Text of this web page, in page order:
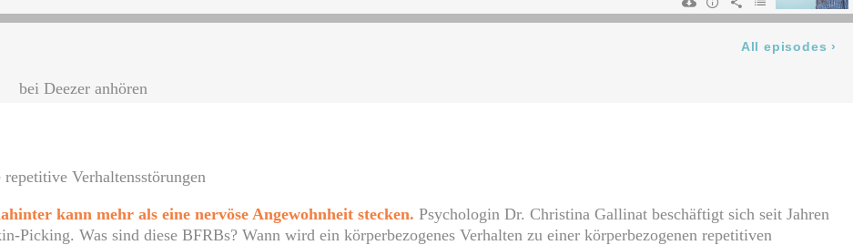
bei Deezer anhören
Verhaltensstörungen
kann mehr als eine nervöse Angewohnheit stecken. Psychologin Dr. Christina Gallinat beschäftigt sich seit Jahren
Picking. Was sind diese BFRBs? Wann wird ein körperbezogenes Verhalten zu einer körperbezogenen repetitiven